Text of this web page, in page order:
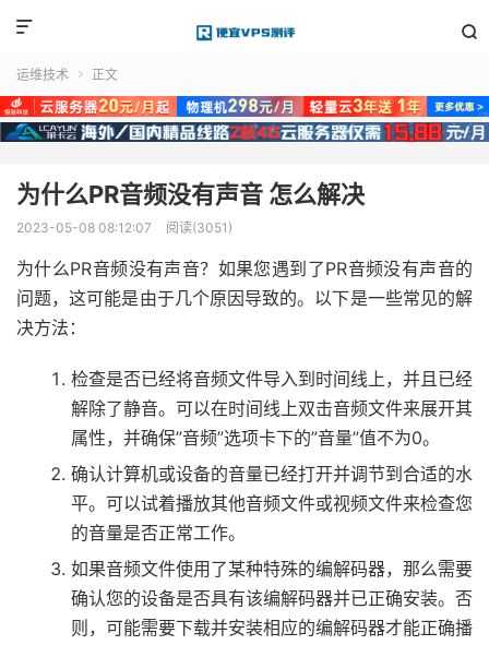


运维技术  正文
为什么PR音频没有声音 怎么解决
2023-05-08 08:12:07 阅读(3051)
为什么PR音频没有声音？如果您遇到了PR音频没有声音的
问题，这可能是由于几个原因导致的。以下是一些常见的解
决方法：
检查是否已经将音频文件导入到时间线上，并且已经
解除了静音。可以在时间线上双击音频文件来展开其
属性，并确保”音频”选项卡下的”音量”值不为0。
确认计算机或设备的音量已经打开并调节到合适的水
平。可以试着播放其他音频文件或视频文件来检查您
的音量是否正常工作。
如果音频文件使用了某种特殊的编解码器，那么需要
确认您的设备是否具有该编解码器并已正确安装。否
则，可能需要下载并安装相应的编解码器才能正确播